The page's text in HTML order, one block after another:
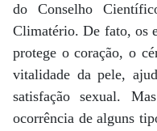
do Conselho
Climatério. De fato, os
protege o coração, o
vitalidade da pele,
satisfação sexual.
ocorrência de alguns